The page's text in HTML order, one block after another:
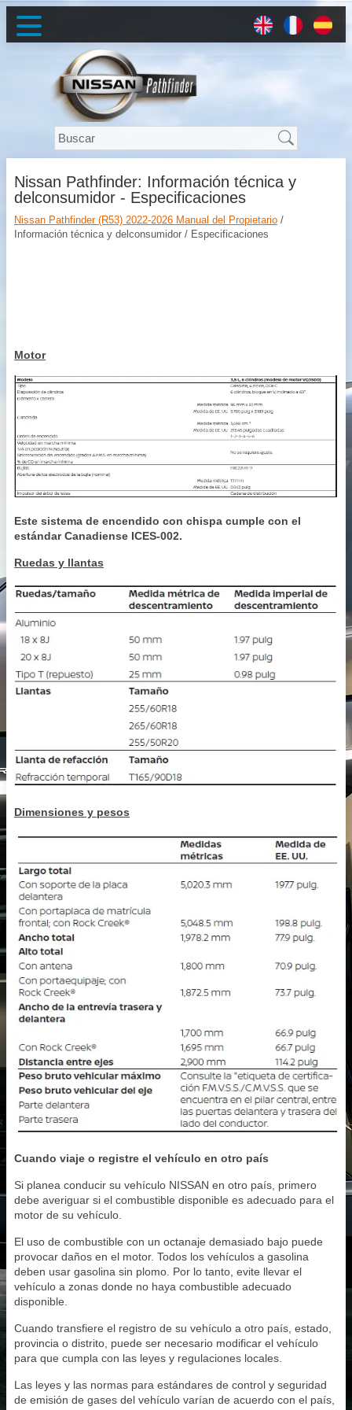
Nissan Pathfinder: Información técnica y
delconsumidor - Especificaciones
Nissan Pathfinder (R53) 2022-2026 Manual del Propietario /
Información técnica y delconsumidor / Especificaciones
Motor
Este sistema de encendido con chispa cumple con el
estándar Canadiense ICES-002.
Ruedas y llantas
Dimensiones y pesos
Cuando viaje o registre el vehículo en otro país
Si planea conducir su vehículo NISSAN en otro país, primero
debe averiguar si el combustible disponible es adecuado para el
motor de su vehículo.
El uso de combustible con un octanaje demasiado bajo puede
provocar daños en el motor. Todos los vehículos a gasolina
deben usar gasolina sin plomo. Por lo tanto, evite llevar el
vehículo a zonas donde no haya combustible adecuado
disponible.
Cuando transfiere el registro de su vehículo a otro país, estado,
provincia o distrito, puede ser necesario modificar el vehículo
para que cumpla con las leyes y regulaciones locales.
Las leyes y las normas para estándares de control y seguridad
de emisión de gases del vehículo varían de acuerdo con el país,